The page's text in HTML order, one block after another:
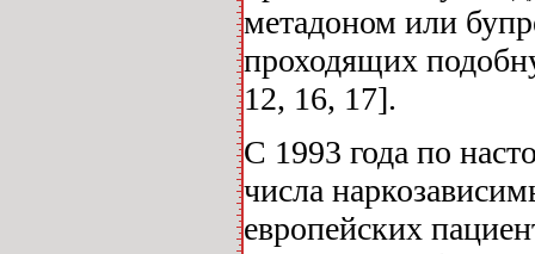
метадоном или
проходящих
12, 16, 17].
С 1993 года по
числа
европейских